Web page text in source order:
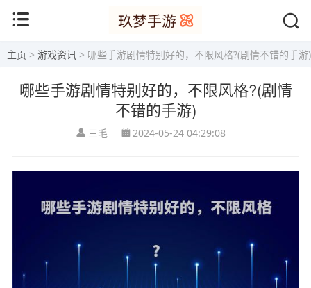
主页 > 游戏资讯 > 哪些手游剧情特别好的，不限风格?(剧情不错的手游)
哪些手游剧情特别好的，不限风格?(剧情
不错的手游)
三毛 2024-05-24 04:29:08